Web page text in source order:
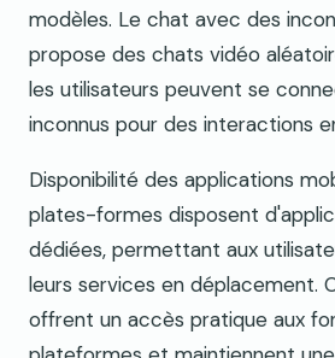
modèles. Le chat avec des
propose des chats vidéo
les utilisateurs peuvent se
inconnus pour des interactions
Disponibilité des applications
plates-formes disposent
dédiées, permettant aux
leurs services en déplacement.
offrent un accès pratique aux